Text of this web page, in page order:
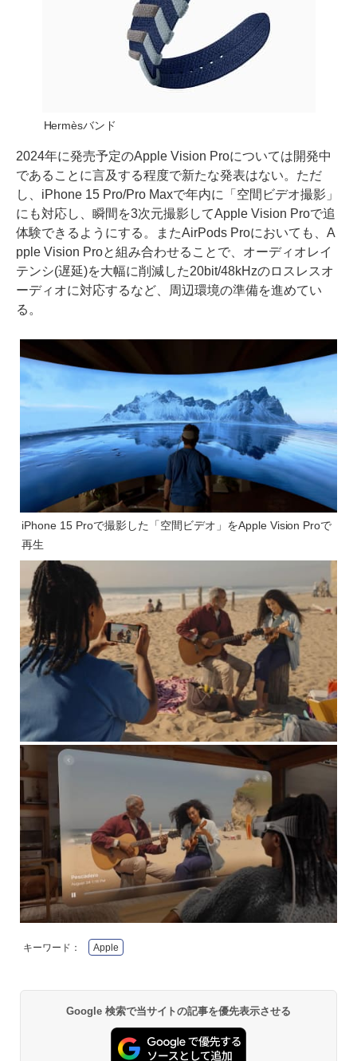
Hermèsバンド
2024年に発売予定のApple Vision Proについては開発中
であることに言及する程度で新たな発表はない。ただ
し、iPhone 15 Pro/Pro Maxで年内に「空間ビデオ撮影」
にも対応し、瞬間を3次元撮影してApple Vision Proで追
体験できるようにする。またAirPods Proにおいても、A
pple Vision Proと組み合わせることで、オーディオレイ
テンシ(遅延)を大幅に削減した20bit/48kHzのロスレスオ
ーディオに対応するなど、周辺環境の準備を進めてい
る。
iPhone 15 Proで撮影した「空間ビデオ」をApple Vision Proで
再生
キーワード： Apple
Google 検索で当サイトの記事を優先表示させる